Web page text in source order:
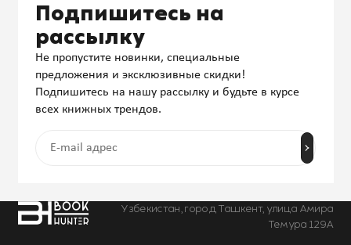
Узбекистан, город Ташкент, улица Амира
Темура 129А
Подпишитесь на
рассылку
Не пропустите новинки, специальные
предложения и эксклюзивные скидки!
Подпишитесь на нашу рассылку и будьте в курсе
всех книжных трендов.